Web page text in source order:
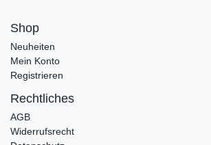
Shop
Neuheiten
Mein Konto
Registrieren
Rechtliches
AGB
Widerrufsrecht